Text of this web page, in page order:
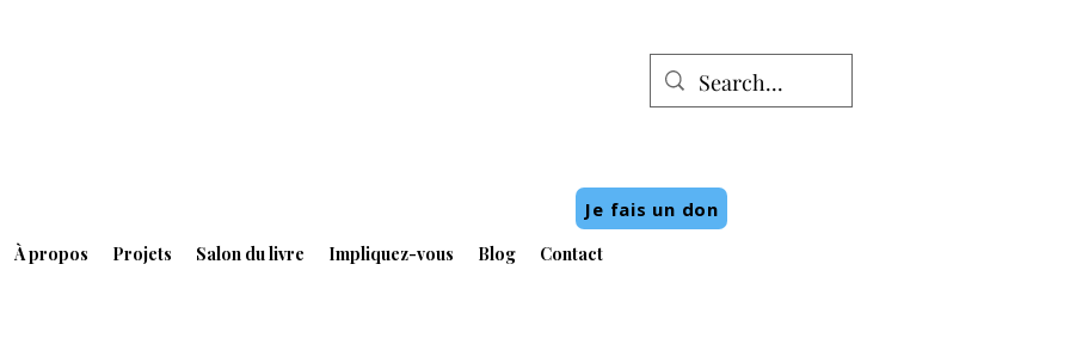
À propos Projets Salon du livre Impliquez-vous Blog Contact
Je fais un don